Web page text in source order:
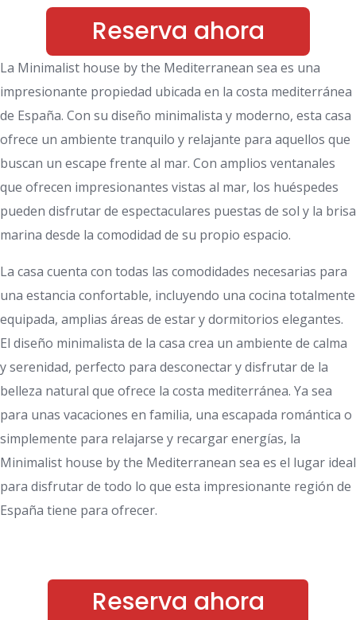
Reserva ahora
La Minimalist house by the Mediterranean sea es una
impresionante propiedad ubicada en la costa mediterránea
de España. Con su diseño minimalista y moderno, esta casa
ofrece un ambiente tranquilo y relajante para aquellos que
buscan un escape frente al mar. Con amplios ventanales
que ofrecen impresionantes vistas al mar, los huéspedes
pueden disfrutar de espectaculares puestas de sol y la brisa
marina desde la comodidad de su propio espacio.
La casa cuenta con todas las comodidades necesarias para
una estancia confortable, incluyendo una cocina totalmente
equipada, amplias áreas de estar y dormitorios elegantes.
El diseño minimalista de la casa crea un ambiente de calma
y serenidad, perfecto para desconectar y disfrutar de la
belleza natural que ofrece la costa mediterránea. Ya sea
para unas vacaciones en familia, una escapada romántica o
simplemente para relajarse y recargar energías, la
Minimalist house by the Mediterranean sea es el lugar ideal
para disfrutar de todo lo que esta impresionante región de
España tiene para ofrecer.
Reserva ahora